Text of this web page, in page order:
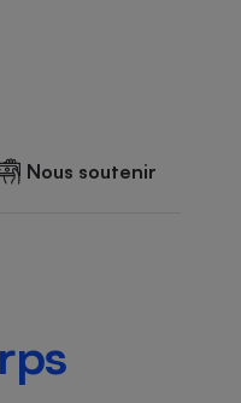
Nous soutenir